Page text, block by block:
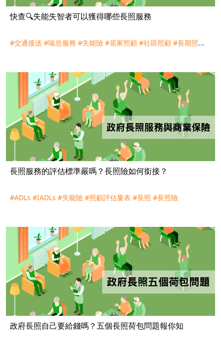
快查🔍失能失智者可以獲得哪些長照服務
#交通接送 #喘息服務 #失能險 #居家照顧 #社區照顧 #長期照顧
長照服務的評估標準嚴嗎？長照險如何銜接？
#ADLs #IADLs #失能險 #照顧評估量表 #長照 #長照險
政府長照自己要給錢嗎？五個長照荷包問題報你知